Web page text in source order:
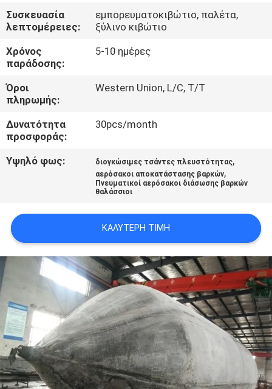
ΠΟΙΌΤΗΤΑΣ
ΕΠΙΚΟΙΝΩΝΉΣΤΕ
ΜΑΖΊ
ΜΑΣ
ΝΈΑ
SITEMAP
PRIVACY
POLICY
Συσκευασία
λεπτομέρειες:
εμπορευματοκιβώτιο, παλέτα,
ξύλινο κιβώτιο
Χρόνος
παράδοσης:
5-10 ημέρες
Όροι
πληρωμής:
Western Union, L/C, T/T
Δυνατότητα
προσφοράς:
30pcs/month
Υψηλό φως: διογκώσιμες τσάντες πλευστότητας,
αερόσακοι αποκατάστασης βαρκών,
Πνευματικοί αερόσακοι διάσωσης βαρκών
θαλάσσιοι
ΚΑΛΎΤΕΡΗ ΤΙΜΉ